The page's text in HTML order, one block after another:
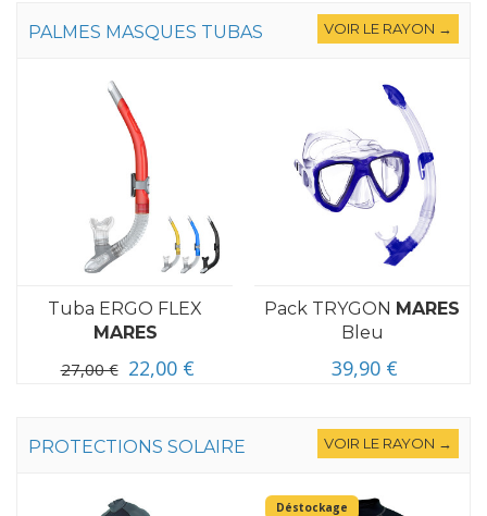
PALMES MASQUES TUBAS VOIR LE RAYON →
Tuba ERGO FLEX
MARES
27,00 € 22,00 €
Pack TRYGON MARES
Bleu
39,90 €
PROTECTIONS SOLAIRE VOIR LE RAYON →
Déstockage